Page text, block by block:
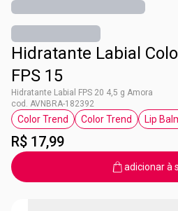
Hidratante Labial
FPS 15
Hidratante Labial FPS 20 4,5 g Amora
cod. AVNBRA-182392
etiqueta Color Trend
Color Trend
etiqueta Color
Color Trend Lip
R$ 17,99
adicionar à